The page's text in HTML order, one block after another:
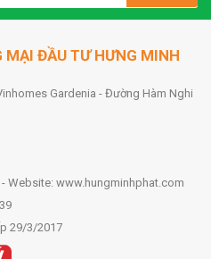
MẠI ĐẦU TƯ HƯNG MINH
Gardenia - Đường Hàm Nghi
Website: www.hungminhphat.com
29/3/2017